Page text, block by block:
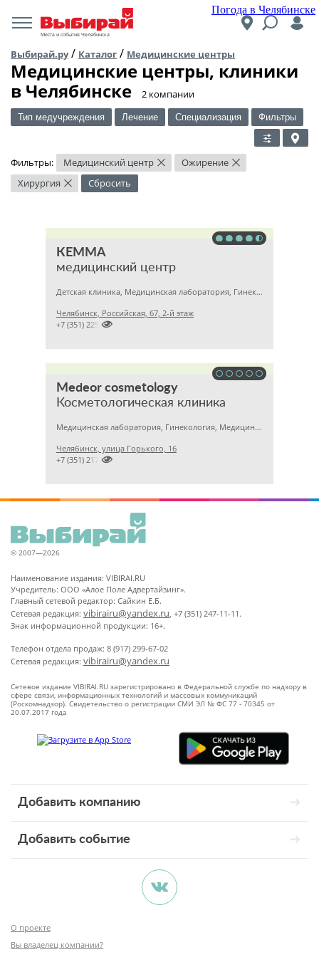
Погода в Челябинске
Места и события Челябинска
Выбирай.ру/ Каталог / Медицинские центры
Медицинские центры, клиники
в Челябинске
​2 компании
Тип медучреждения Лечение Специализация Фильтры
Фильтры: Медицинский центр × Ожирение ×
Хирургия × Сбросить
КЕММА
медицинский центр
Детская клиника, Медицинская лаборатория, Гинекология
Челябинск, Российская, 67, 2-й этаж

+7 (351) 2256145
Medeor cosmetology
Косметологическая клиника
Медицинская лаборатория, Гинекология, Медицинский центр
Челябинск, улица Горького, 16

+7 (351) 2170122
© 2007—2026
Наименование издания: VIBIRAI.RU
Учредитель: ООО «Алое Поле Адвертайзинг».
Главный сетевой редактор: Сайкин Е.Б.
Сетевая редакция: vibirairu@yandex.ru, +7 (351) 247-11-11.
Знак информационной продукции: 16+.
Телефон отдела продаж: 8 (917) 299-67-02
Сетевая редакция: vibirairu@yandex.ru
Сетевое издание VIBIRAI.RU зарегистрировано в Федеральной службе по надзору в
сфере связи, информационных технологий и массовых коммуникаций
(Роскомнадзор). Свидетельство о регистрации СМИ ЭЛ № ФС 77 - 70345 от
20.07.2017 года
Добавить компанию
Добавить событие
О проекте
Вы владелец компании?